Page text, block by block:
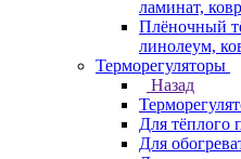
ламинат,
Плёночный
линолеум,
Терморегуляторы
Назад
Для тёплого
Для